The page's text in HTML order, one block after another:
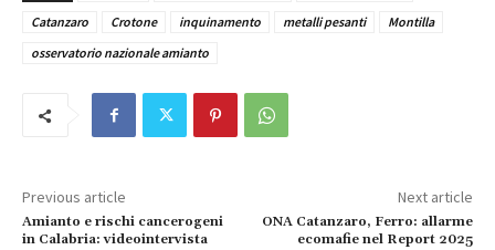
Catanzaro Crotone inquinamento metalli pesanti
Montilla
osservatorio nazionale amianto
Previous article
Amianto e rischi cancerogeni
in Calabria: videointervista
Next article
ONA Catanzaro, Ferro: allarme
ecomafie nel Report 2025